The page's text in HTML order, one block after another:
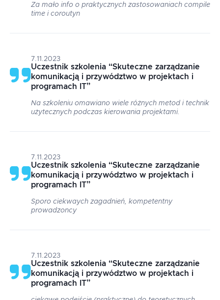
Za mało info o praktycznych zastosowaniach compile
time i coroutyn
7.11.2023
Uczestnik szkolenia “Skuteczne zarządzanie
komunikacją i przywództwo w projektach i
programach IT”
Na szkoleniu omawiano wiele różnych metod i technik
użytecznych podczas kierowania projektami.
7.11.2023
Uczestnik szkolenia “Skuteczne zarządzanie
komunikacją i przywództwo w projektach i
programach IT”
Sporo ciekwaych zagadnień, kompetentny
prowadzoncy
7.11.2023
Uczestnik szkolenia “Skuteczne zarządzanie
komunikacją i przywództwo w projektach i
programach IT”